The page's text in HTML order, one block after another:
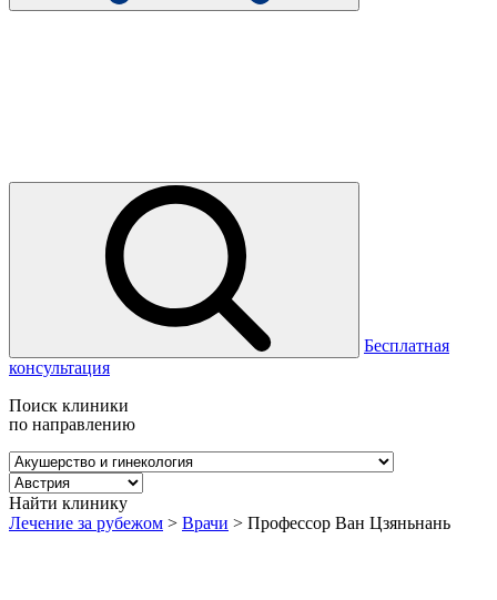
Бесплатная
консультация
Поиск клиники
по направлению
Найти клинику
Лечение за рубежом > Врачи > Профессор Ван Цзяньнань